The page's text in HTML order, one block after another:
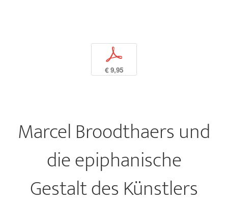
p
€ 9,95
Marcel Broodthaers und
die epiphanische
Gestalt des Künstlers